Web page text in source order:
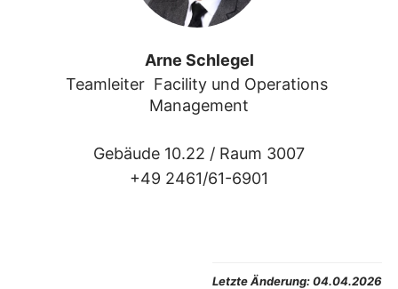
Arne Schlegel
Teamleiter  Facility und Operations
Management
Gebäude 10.22 / Raum 3007
+49 2461/61-6901
Letzte Änderung:04.04.2026